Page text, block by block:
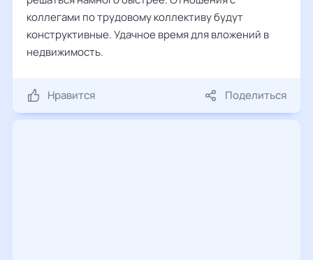
коллегами по трудовому коллективу будут
конструктивные. Удачное время для вложений в
недвижимость.
Нравится Поделиться